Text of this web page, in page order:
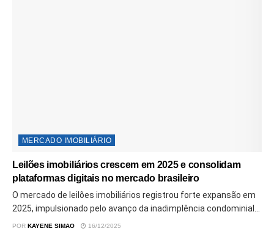
MERCADO IMOBILIÁRIO
Leilões imobiliários crescem em 2025 e consolidam
plataformas digitais no mercado brasileiro
O mercado de leilões imobiliários registrou forte expansão em
2025, impulsionado pelo avanço da inadimplência condominial...
POR KAYENE SIMAO 16/12/2025